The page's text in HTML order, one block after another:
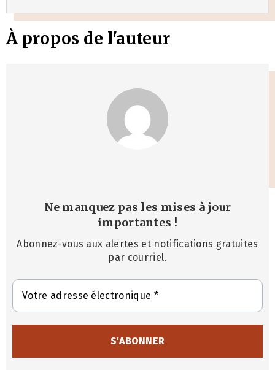
À propos de l'auteur
Ne manquez pas les mises à jour
importantes !
Abonnez-vous aux alertes et notifications gratuites
par courriel.